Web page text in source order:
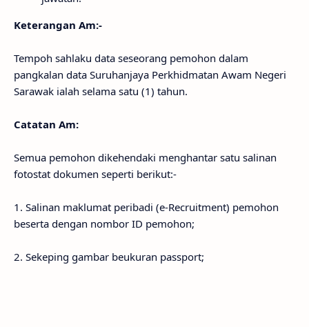
Keterangan Am:-
Tempoh sahlaku data seseorang pemohon dalam
pangkalan data Suruhanjaya Perkhidmatan Awam Negeri
Sarawak ialah selama satu (1) tahun.
Catatan Am:
Semua pemohon dikehendaki menghantar satu salinan
fotostat dokumen seperti berikut:-
1. Salinan maklumat peribadi (e-Recruitment) pemohon
beserta dengan nombor ID pemohon;
2. Sekeping gambar beukuran passport;